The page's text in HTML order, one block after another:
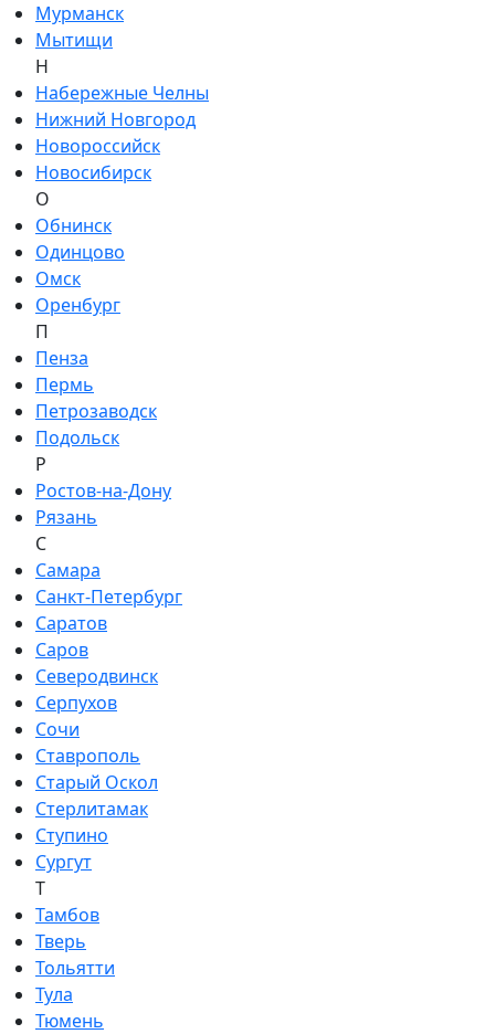
Мурманск
Мытищи
Н
Набережные Челны
Нижний Новгород
Новороссийск
Новосибирск
О
Обнинск
Одинцово
Омск
Оренбург
П
Пенза
Пермь
Петрозаводск
Подольск
Р
Ростов-на-Дону
Рязань
С
Самара
Санкт-Петербург
Саратов
Саров
Северодвинск
Серпухов
Сочи
Ставрополь
Старый Оскол
Стерлитамак
Ступино
Сургут
Т
Тамбов
Тверь
Тольятти
Тула
Тюмень